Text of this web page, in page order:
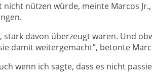
nützen würde, meinte Marcos
davon überzeugt waren. Und
damit weitergemacht”, betonte
wenn ich sagte, dass es nicht